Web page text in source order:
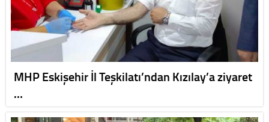
MHP Eskişehir İl Teşkilatı’ndan Kızılay’a ziyaret
…